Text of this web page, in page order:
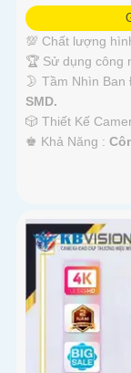
💯 Chất lượng
🏆 Sử dụng công
🌛 Tầm Nhìn Ban
SMD.
🎲 Thiết Kế
️♚ Khả Năng :